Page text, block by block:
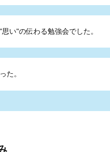
い"の伝わる勉強会でした。
た。